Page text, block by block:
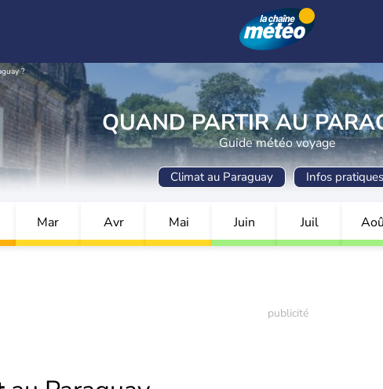
?
QUAND PARTIR AU
Guide météo voyage
Climat au Paraguay Infos pratiques
Mar Avr Mai Juin Juil